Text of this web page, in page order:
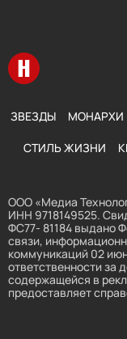
Перейти на главную
ЗВЕЗДЫ МОНАРХИ
СТИЛЬ ЖИЗНИ
ООО «Медиа
ИНН 9718149525.
ФС77- 81184 выдано
связи,
коммуникаций 02
ответственности за
содержащейся в
предоставляет